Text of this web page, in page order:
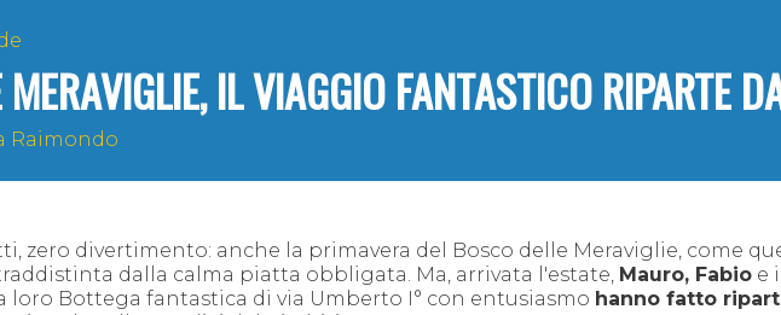
IL VIAGGIO FANTASTICO RIPARTE
Raimondo
zero divertimento: anche la primavera del Bosco delle Meraviglie, come
dalla calma piatta obbligata. Ma, arrivata l'estate, Mauro, Fabio e i
loro Bottega fantastica di via Umberto I° con entusiasmo hanno fatto